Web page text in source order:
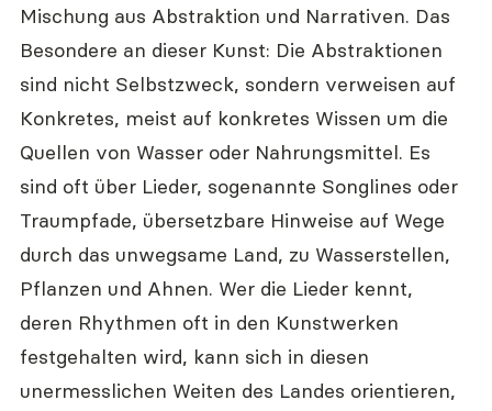
Mischung aus Abstraktion und Narrativen. Das
Besondere an dieser Kunst: Die Abstraktionen
sind nicht Selbstzweck, sondern verweisen auf
Konkretes, meist auf konkretes Wissen um die
Quellen von Wasser oder Nahrungsmittel. Es
sind oft über Lieder, sogenannte Songlines oder
Traumpfade, übersetzbare Hinweise auf Wege
durch das unwegsame Land, zu Wasserstellen,
Pflanzen und Ahnen. Wer die Lieder kennt,
deren Rhythmen oft in den Kunstwerken
festgehalten wird, kann sich in diesen
unermesslichen Weiten des Landes orientieren,